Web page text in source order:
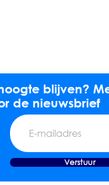
blijven?
de nieuwsbrief
E-
mailadres
Verstuur